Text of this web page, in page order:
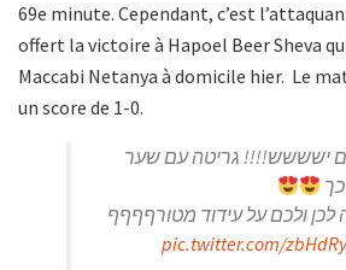
69e minute. Cependant, c’est
offert la victoire à Hapoel Beer Sheva
Maccabi Netanya à domicile hier. Le
un score de 1-0.
ישששש!!!! גריטה עם שער
לכן ולכם על עידוד מטורףףףף
pic.twitter.com/